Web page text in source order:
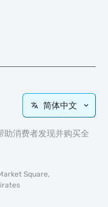
简体中文
助消费者发现并购买全
Square,